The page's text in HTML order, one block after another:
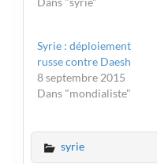
Syrie : déploiement
russe contre Daesh
8 septembre 2015
Dans "mondialiste"
syrie